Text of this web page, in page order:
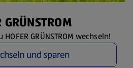
GRÜNSTROM
GRÜNSTROM wechseln!
und sparen